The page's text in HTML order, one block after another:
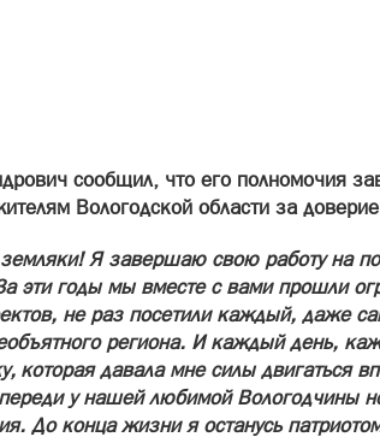
сообщил, что его полномочия
Вологодской области за
Я завершаю свою работу на
эти годы мы вместе с вами прошли
не раз посетили каждый, даже
региона. И каждый день,
которая давала мне силы двигаться
у нашей любимой Вологодчины
До конца жизни я останусь